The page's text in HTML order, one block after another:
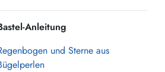
Anleitung
und Sterne aus